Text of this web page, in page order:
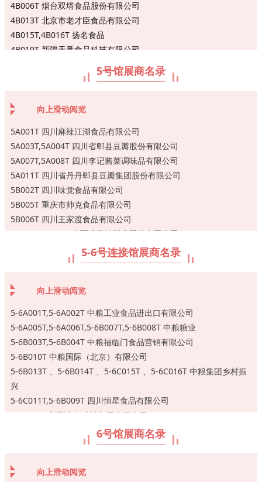
3-4B013T-1 海南盐福记科技有限公司
3-4B013T-3 四川巴蜀味道食品有限公司
3-4B013T-4,3-4B013T-5 南京金禾益康生物科技有限公司
3-4B014T-2 天津市津南区宏云食品有限公司
3-4B014T-4 四川鑫诺瑞祥食品科技有限公司
3-4C011T-A,3-4C011T-B 丽水中圣环保科技有限公司
3-4C012T-C 山东省万兴食品有限公司
3-4C012T-D 四川汉源县昊月食品有限责任公司
3-4C015T-1 安丘康域食品有限公司
3-4C015T-2 遵义力强农业科技发展有限公司
3-4C015T-3 大庆市祥豆食品有限责任公司
3-4C015T-4 大庆市浩宇食品有限公司
3-4C015T-5 惠年食品有限公司
3-4C016T-3 三原全利香食品有限公司
3-4C016T-4 山东乾赫调味食品有限公司
4B006T 烟台双塔食品股份有限公司
4B013T 北京市老才臣食品有限公司
4B015T,4B016T 扬名食品
4B019T 新疆天番食品科技有限公司
4B020T 山东华畅食品股份有限公司
4C014T 象国供应链江苏有限公司
4C021T,4C022T 优食谷食品有限公司
4C025TB 湖南城头山丝念食品股份有限公司
4C027T 遂宁思瑞食品有限公司成都分公司
4C028T 吉林省德伟米业有限公司
4C031T 四川老坛子食品有限公司
4C032T 江苏特味浓食品股份有限公司
4C035T 宁夏唐造风物食品有限公司
4D026T 重庆市渡口记食品有限公司
4D030T 上海好省近实业有限公司
4D036T 重庆秋霞食品餐饮有限公司
4D037T 合肥市金乡味工贸有限责任公司
4D038T 沈阳添味食品有限公司
4D041T 贵阳市菜篮子集团有限公司
4D042T 江苏苏盐井神股份有限公司
4D045T 四川清香园调味品股份有限公司
4D046T 福建永春侨新酿造有限责任公司
4D049T,4D050T,16B010T 聚慧食品科技（重庆）有限公司
4E040T 安徽华安食品有限公司
4E043T 山东绿意食品有限公司
4E047T 苏州极味邦食品有限公司
4E051T 江苏洪宁食品有限公司
5号馆展商名录
向上滑动阅览
5A001T 四川麻辣江湖食品有限公司
5A003T,5A004T 四川省郫县豆瓣股份有限公司
5A007T,5A008T 四川李记酱菜调味品有限公司
5A011T 四川省丹丹郫县豆瓣集团股份有限公司
5B002T 四川味觉食品有限公司
5B005T 重庆市帅克食品有限公司
5B006T 四川王家渡食品有限公司
5B009T,5B010T 山西省美锦醋业股份有限公司
5B012T 成都荣丰文化艺术发展有限责任公司
5B013T,5C014T 重庆佳仙食品有限公司
5B019T,5B020T 宁夏草原阿妈食品有限公司
5B023T 秦皇岛市福寿食品有限公司
5C018T 吉林市老爷岭农业发展有限公司
5C021T,5C022T 四川金宫川派味业有限公司
5C025T 四川厨丰食品有限公司
5C027T 重庆互润食品开发有限公司
5C032T,5C031T 山西清泉醋业有限公司
5D026T 晋江鲜之惠食品有限公司
5D033T,5D034T 重庆三不加食品有限公司
5-6号连接馆展商名录
向上滑动阅览
5-6A001T,5-6A002T 中粮工业食品进出口有限公司
5-6A005T,5-6A006T,5-6B007T,5-6B008T 中粮糖业
5-6B003T,5-6B004T 中粮福临门食品营销有限公司
5-6B010T 中粮国际（北京）有限公司
5-6B013T 、5-6B014T 、5-6C015T 、5-6C016T 中粮集团乡村振
兴
5-6C011T,5-6B009T 四川恒星食品有限公司
5-6C012T 邯郸中好粮油加工有限公司
6号馆展商名录
向上滑动阅览